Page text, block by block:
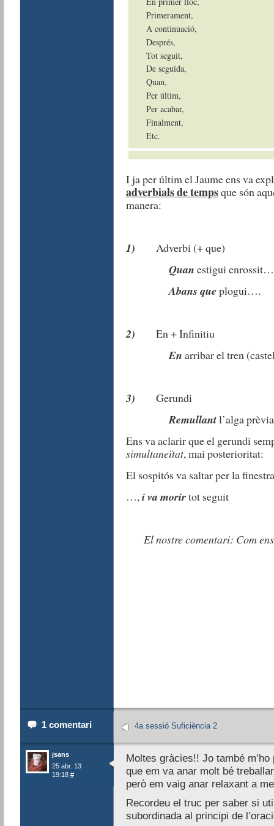
Primerament,
A continuació,
Després,
Tot seguit,
De seguida,
Quan,
Per últim,
Per acabar,
Finalment,
Etc.
I ja per últim el Jaume ens va
adverbials de tempsque són
manera:
1) Adverbi (+ que)
Quan estigui
Abans que plogui….
2) En + Infinitiu
En arribar el tren
3) Gerundi
Remullantl’alga
Ens va aclarir que el gerundi
simultaneïtat, mai posterioritat:
El sospitós va saltar per la
…,i va morirtot seguit
El nostre comentari: Com
1 comentari 4a sessió Suficiència 2
jsans
25 abr. 13
19:18 #
Moltes gràcies!! Jo també
que em va anar molt bé
però em vaig anar relaxant a
Recordeu el truc per saber si
subordinada al principi de